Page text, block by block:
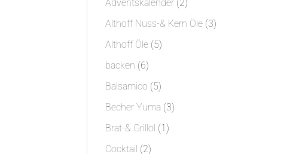
Adventskalender 2
Produkte
Althoff Nuss-& Kern Öle 33
Althoff Öle 55
backen 66
Produkte
Balsamico 55
Produkte
Becher Yuma 33
Brat-& Grillöl 11
Cocktail 22